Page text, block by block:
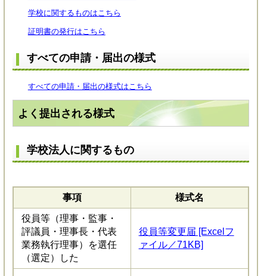
学校に関するものはこちら
証明書の発行はこちら
すべての申請・届出の様式
すべての申請・届出の様式はこちら
よく提出される様式
学校法人に関するもの
事項 様式名
役員等（理事・監事・
評議員・理事長・代表
業務執行理事）を選任
（選定）した
役員等変更届 [Excelフ
ァイル／71KB]